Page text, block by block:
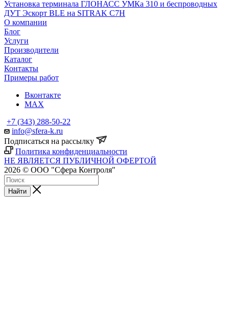
Установка терминала ГЛОНАСС УМКа 310 и беспроводных
ДУТ Эскорт BLE на SITRAK C7H
О компании
Блог
Услуги
Производители
Каталог
Контакты
Примеры работ
Вконтакте
MAX
+7 (343) 288-50-22
info@sfera-k.ru
Подписаться на рассылку
Политика конфиденциальности
НЕ ЯВЛЯЕТСЯ ПУБЛИЧНОЙ ОФЕРТОЙ
2026 © ООО "Сфера Контроля"
Найти